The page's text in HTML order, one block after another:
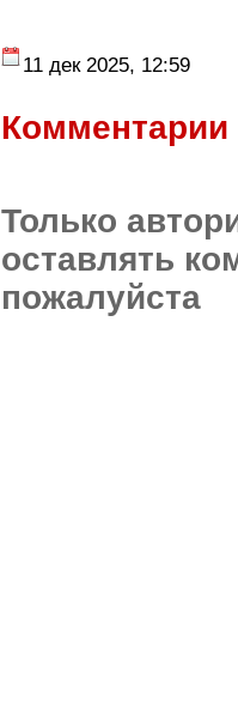
11 дек 2025, 12:59
Комментарии
Только
оставлять
пожалуйста